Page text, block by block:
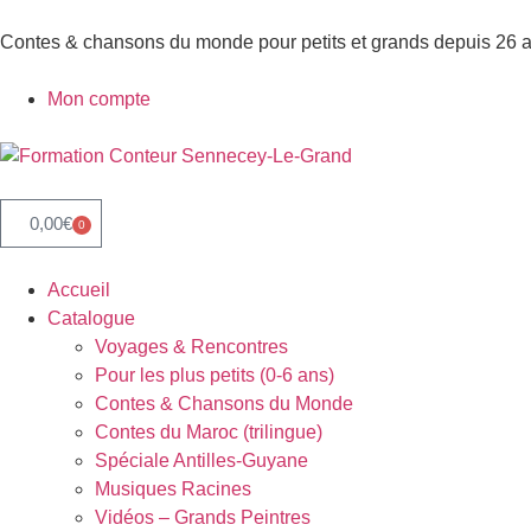
Contes & chansons du monde pour petits et grands depuis 26
Mon compte
0,00€ 0
Accueil
Catalogue
Voyages & Rencontres
Pour les plus petits (0-6 ans)
Contes & Chansons du Monde
Contes du Maroc (trilingue)
Spéciale Antilles-Guyane
Musiques Racines
Vidéos – Grands Peintres